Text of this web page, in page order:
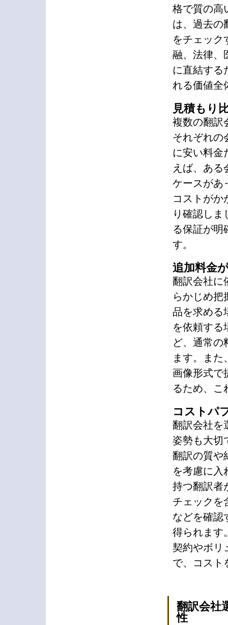
格で質の高
は、過去の
をチェック
融、法律、
に直結する
れる価値全
見積もり
複数の翻訳
それぞれの
に安い料金
えば、ある
ケースがあ
コストがか
り確認し
る保証が明
す。
追加料金
翻訳会社に
らかじめ把
品を求める
を依頼する
ど、通常の
ます。ま
画像形式で
るため、こ
コストパ
翻訳会社を
姿勢も大切
翻訳の質や
を考慮に入
持つ翻訳者
チェックを
などを確認
得られます
契約やボリ
で、コスト
翻訳会社
性